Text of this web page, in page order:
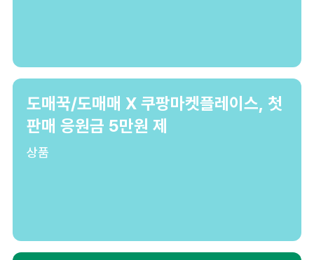
도매꾹/도매매 X 쿠팡마켓플레이스, 첫
판매 응원금 5만원 제
상품